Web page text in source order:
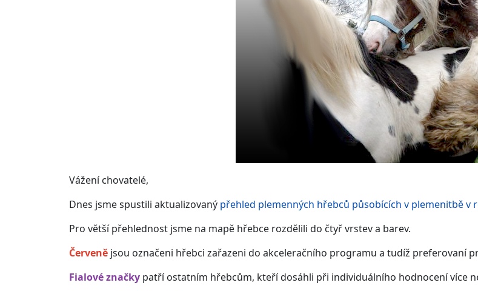
Vážení chovatelé,
Dnes jsme spustili aktualizovaný přehled plemenných hřebců působících v plemenitbě v
Pro větší přehlednost jsme na mapě hřebce rozdělili do čtyř vrstev a barev.
Červeně jsou označeni hřebci zařazeni do akceleračního programu a tudíž preferovaní
Fialové značky patří ostatním hřebcům, kteří dosáhli při individuálního hodnocení více